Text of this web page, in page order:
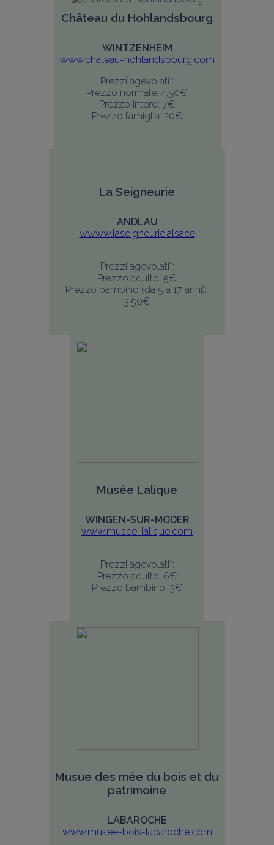
Château du Hohlandsbourg
WINTZENHEIM
www.chateau-hohlandsbourg.com
Prezzi agevolati*:
Prezzo normale: 4,50€
Prezzo intero: 7€
Prezzo famiglia: 20€
La Seigneurie
ANDLAU
wwww.laseigneurie.alsace
Prezzi agevolati*:
Prezzo adulto: 5€
Prezzo bambino (da 5 a 17 anni):
3,50€
Musée Lalique
WINGEN-SUR-MODER
www.musee-lalique.com
Prezzi agevolati*:
Prezzo adulto: 6€
Prezzo bambino: 3€
Musue des mée du bois et du
patrimoine
LABAROCHE
www.musee-bois-labaroche.com